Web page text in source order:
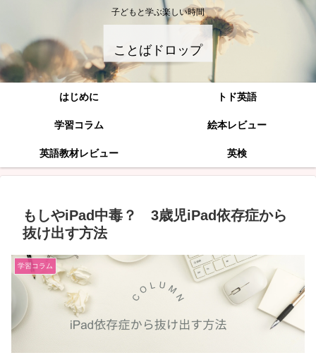
子どもと学ぶ楽しい時間
ことばドロップ
はじめに トド英語
学習コラム 絵本レビュー
英語教材レビュー 英検
もしやiPad中毒？ 3歳児iPad依存症から
抜け出す方法
学習コラム